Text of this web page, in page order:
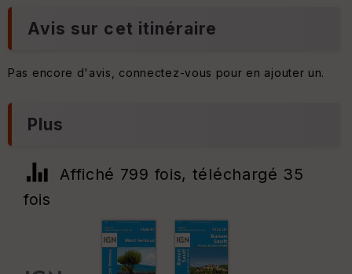
Avis sur cet itinéraire
Pas encore d'avis, connectez-vous pour en ajouter un.
Plus
Affiché 799 fois, téléchargé 35
fois